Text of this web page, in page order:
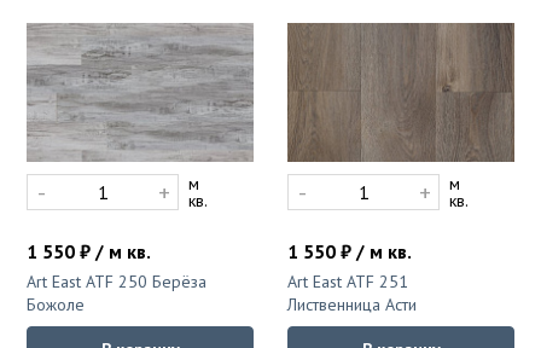
1 550 ₽ / м кв.
Art East ATF 250 Берёза
Божоле
- + м
кв.
1 550 ₽ / м кв.
Art East ATF 251
Лиственница Асти
- + м
кв.